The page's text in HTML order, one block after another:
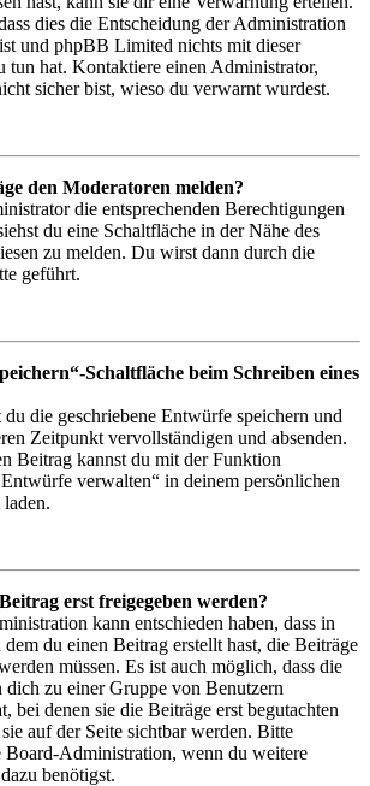
dies die Entscheidung der Administration
und phpBB Limited nichts mit dieser
tun hat. Kontaktiere einen Administrator,
sicher bist, wieso du verwarnt wurdest.
den Moderatoren melden?
die entsprechenden Berechtigungen
du eine Schaltfläche in der Nähe des
zu melden. Du wirst dann durch die
geführt.
Schaltfläche beim Schreiben eines
die geschriebene Entwürfe speichern und
Zeitpunkt vervollständigen und absenden.
Beitrag kannst du mit der Funktion
Entwürfe verwalten“ in deinem persönlichen
erst freigegeben werden?
kann entschieden haben, dass in
du einen Beitrag erstellt hast, die Beiträge
müssen. Es ist auch möglich, dass die
zu einer Gruppe von Benutzern
bei denen sie die Beiträge erst begutachten
auf der Seite sichtbar werden. Bitte
Board-Administration, wenn du weitere
benötigst.